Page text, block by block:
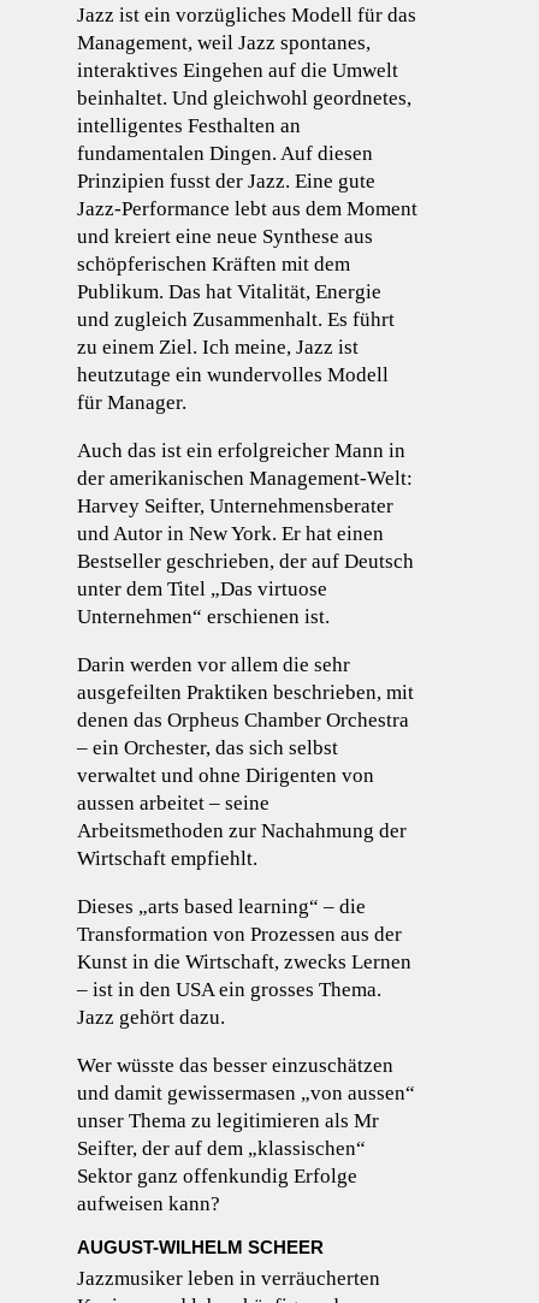
Jazz ist ein vorzügliches Modell für das
Management, weil Jazz spontanes,
interaktives Eingehen auf die Umwelt
beinhaltet. Und gleichwohl geordnetes,
intelligentes Festhalten an
fundamentalen Dingen. Auf diesen
Prinzipien fusst der Jazz. Eine gute
Jazz-Performance lebt aus dem Moment
und kreiert eine neue Synthese aus
schöpferischen Kräften mit dem
Publikum. Das hat Vitalität, Energie
und zugleich Zusammenhalt. Es führt
zu einem Ziel. Ich meine, Jazz ist
heutzutage ein wundervolles Modell
für Manager.
Auch das ist ein erfolgreicher Mann in
der amerikanischen Management-Welt:
Harvey Seifter, Unternehmensberater
und Autor in New York. Er hat einen
Bestseller geschrieben, der auf Deutsch
unter dem Titel „Das virtuose
Unternehmen“ erschienen ist.
Darin werden vor allem die sehr
ausgefeilten Praktiken beschrieben, mit
denen das Orpheus Chamber Orchestra
– ein Orchester, das sich selbst
verwaltet und ohne Dirigenten von
aussen arbeitet – seine
Arbeitsmethoden zur Nachahmung der
Wirtschaft empfiehlt.
Dieses „arts based learning“ – die
Transformation von Prozessen aus der
Kunst in die Wirtschaft, zwecks Lernen
– ist in den USA ein grosses Thema.
Jazz gehört dazu.
Wer wüsste das besser einzuschätzen
und damit gewissermasen „von aussen“
unser Thema zu legitimieren als Mr
Seifter, der auf dem „klassischen“
Sektor ganz offenkundig Erfolge
aufweisen kann?
AUGUST-WILHELM SCHEER
Jazzmusiker leben in verräucherten